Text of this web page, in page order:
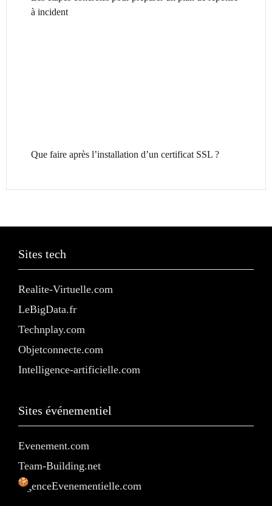
à incident
Que faire après l’installation d’un certificat SSL ?
Sites tech
Realite-Virtuelle.com
LeBigData.fr
Technplay.com
Objetconnecte.com
Intelligence-artificielle.com
Sites événementiel
Evenement.com
Team-Building.net
AgenceEvenementielle.com